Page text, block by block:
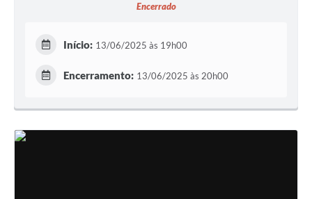
Encerrado
Início: 13/06/2025 às 19h00
Encerramento: 13/06/2025 às 20h00